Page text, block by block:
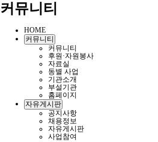
커뮤니티
HOME
커뮤니티
커뮤니티
후원·자원봉사
자료실
동별 사업
기관소개
부설기관
홈페이지
자유게시판
공지사항
채용정보
자유게시판
사업참여